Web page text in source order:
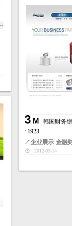
3M
韩国财务
: 1923
↗企业展示 金融
2012-05-14